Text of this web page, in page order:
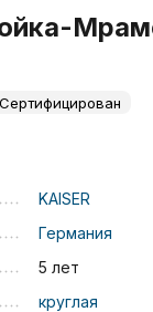
Сертифицирован
KAISER
Германия
5 лет
круглая